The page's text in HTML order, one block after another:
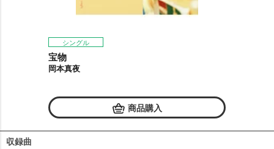
シングル
宝物
岡本真夜
商品購入
収録曲